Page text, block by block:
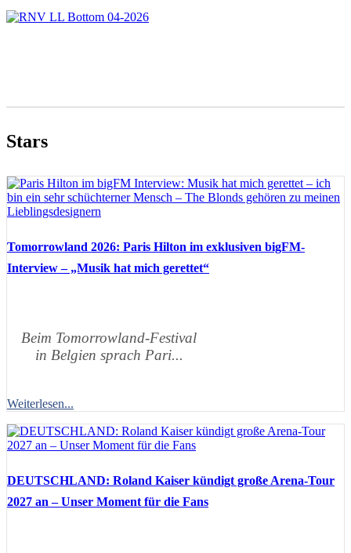
Stars
Tomorrowland 2026: Paris Hilton im exklusiven bigFM-
Interview – „Musik hat mich gerettet“
Beim Tomorrowland-Festival
in Belgien sprach Pari...
Weiterlesen...
DEUTSCHLAND: Roland Kaiser kündigt große Arena-Tour
2027 an – Unser Moment für die Fans